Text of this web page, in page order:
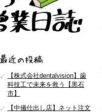
【株式会社dentalvision】歯
科技工で未来を救う【黒石
市】
【中儀仕出し店】ネット注文